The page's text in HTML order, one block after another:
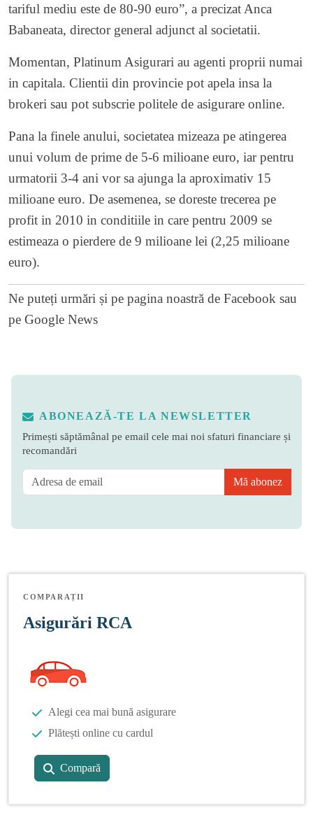
tariful mediu este de 80-90 euro”, a precizat Anca
Babaneata, director general adjunct al societatii.
Momentan, Platinum Asigurari au agenti proprii numai
in capitala. Clientii din provincie pot apela insa la
brokeri sau pot subscrie politele de asigurare online.
Pana la finele anului, societatea mizeaza pe atingerea
unui volum de prime de 5-6 milioane euro, iar pentru
urmatorii 3-4 ani vor sa ajunga la aproximativ 15
milioane euro. De asemenea, se doreste trecerea pe
profit in 2010 in conditiile in care pentru 2009 se
estimeaza o pierdere de 9 milioane lei (2,25 milioane
euro).
Ne puteți urmări și pe pagina noastră de Facebook sau
pe Google News
ABONEAZĂ-TE LA NEWSLETTER
Primești săptămânal pe email cele mai noi sfaturi financiare și
recomandări
Mă abonez
COMPARAȚII
Asigurări RCA
Alegi cea mai bună asigurare
Plătești online cu cardul
Compară